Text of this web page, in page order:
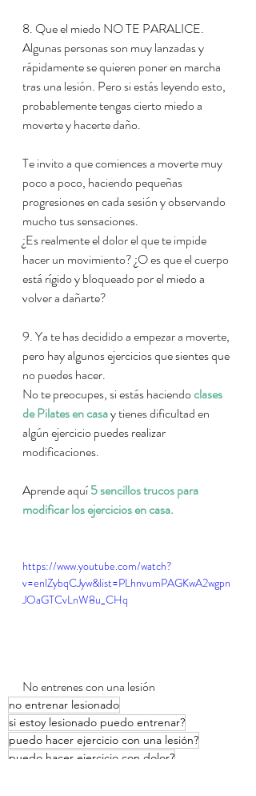
8. Que el miedo NO TE PARALICE.
Algunas personas son muy lanzadas y
rápidamente se quieren poner en marcha
tras una lesión. Pero si estás leyendo esto,
probablemente tengas cierto miedo a
moverte y hacerte daño.
Te invito a que comiences a moverte muy
poco a poco, haciendo pequeñas
progresiones en cada sesión y observando
mucho tus sensaciones.
¿Es realmente el dolor el que te impide
hacer un movimiento? ¿O es que el cuerpo
está rígido y bloqueado por el miedo a
volver a dañarte?
9. Ya te has decidido a empezar a moverte,
pero hay algunos ejercicios que sientes que
no puedes hacer.
No te preocupes, si estás haciendo clases
de Pilates en casa y tienes dificultad en
algún ejercicio puedes realizar
modificaciones.
Aprende aquí 5 sencillos trucos para
modificar los ejercicios en casa.
https://www.youtube.com/watch?
v=enlZybqCJyw&list=PLhnvumPAGKwA2wgpn
JOaGTCvLnW8u_CHq
No entrenes con una lesión
no entrenar lesionado
si estoy lesionado puedo entrenar?
puedo hacer ejercicio con una lesión?
puedo hacer ejercicio con dolor?